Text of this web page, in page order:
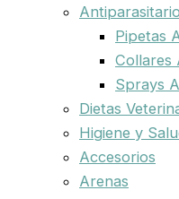
Pipetas
Collares
Sprays
Dietas
Higiene y
Accesorios
Arenas